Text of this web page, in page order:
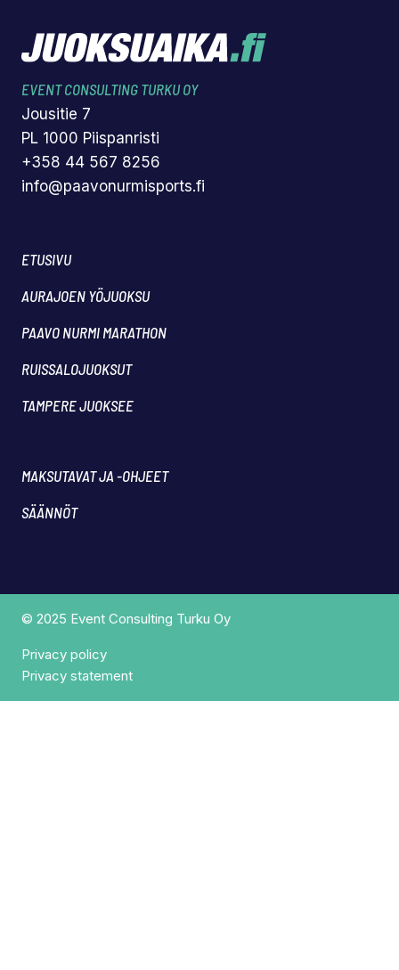
EVENT CONSULTING TURKU OY
Jousitie 7
PL 1000 Piispanristi
+358 44 567 8256
info@paavonurmisports.fi
ETUSIVU
AURAJOEN YÖJUOKSU
PAAVO NURMI MARATHON
RUISSALOJUOKSUT
TAMPERE JUOKSEE
MAKSUTAVAT JA -OHJEET
SÄÄNNÖT
© 2025 Event Consulting Turku Oy
Privacy policy
Privacy statement